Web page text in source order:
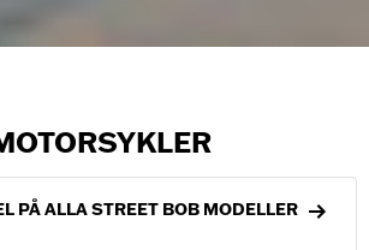
PÅ ALLA STREET BOB MODELLER